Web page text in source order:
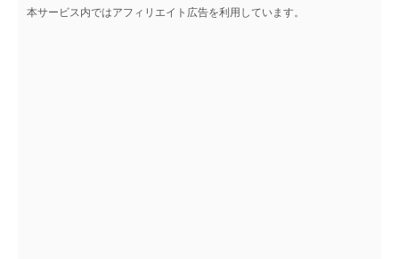
本サービス内ではアフィリエイト広告を利用しています。